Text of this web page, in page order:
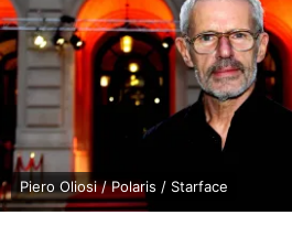
Piero Oliosi / Polaris / Starface